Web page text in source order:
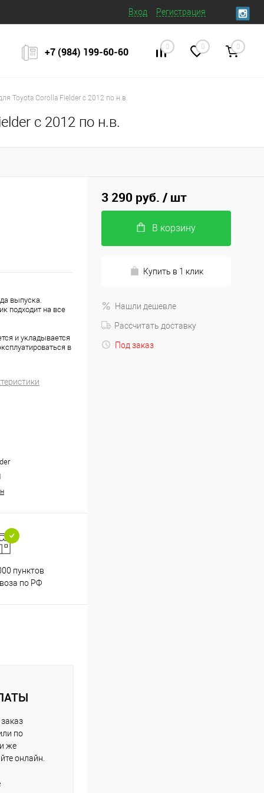
Вход Регистрация
+7 (984) 199‒60‒60 0 0 0
Toyota Corolla Fielder с 2012 по н.в.
с 2012 по н.в.
выпуска.
подходит на все
и укладывается
в
пунктов
по РФ
по
же
онлайн.
3 290 руб. / шт
В корзину
Купить в 1 клик
Нашли дешевле
Рассчитать доставку
Под заказ